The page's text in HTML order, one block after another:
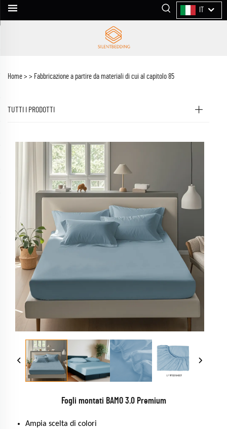
Home > > Fabbricazione a partire da materiali di cui al capitolo 85
TUTTI I PRODOTTI
Fogli montati BAMO 3.0 Premium
Ampia scelta di colori